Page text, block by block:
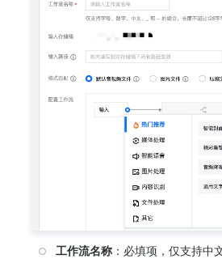
工作流名称 ：必填项，仅支持中